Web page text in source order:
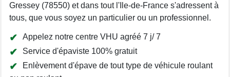
Gressey (78550) et dans tout l'Ile-de-France s'adressent à
tous, que vous soyez un particulier ou un professionnel.
Appelez notre centre VHU agréé 7 j/ 7
Service d'épaviste 100% gratuit
Enlèvement d'épave de tout type de véhicule roulant